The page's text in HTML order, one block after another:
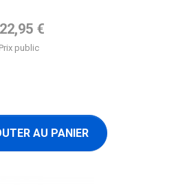
Prix de base
22,95 €
Prix public
AU PANIER